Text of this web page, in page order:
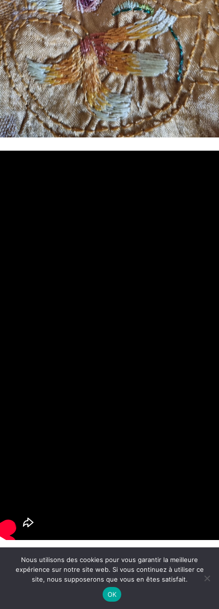
Après il ne restait que le montage . Ma premiere
version n’avait de baleines que sur les coutures.
Nous utilisons des cookies pour vous garantir la meilleure
expérience sur notre site web. Si vous continuez à utiliser ce
site, nous supposerons que vous en êtes satisfait.
OK